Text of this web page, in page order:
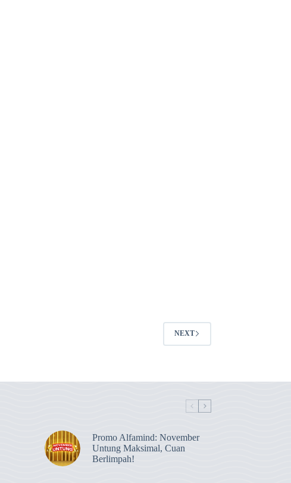
NEXT
Promo Alfamind: November
Untung Maksimal, Cuan
Berlimpah!